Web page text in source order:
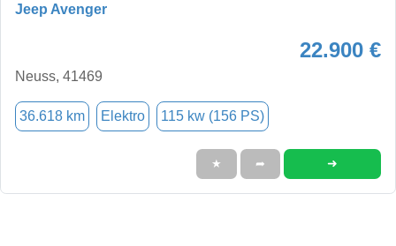
Jeep Avenger
22.900 €
Neuss, 41469
36.618 km Elektro 115 kw (156 PS)
★ ➦ ➜